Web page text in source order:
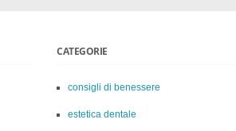
CATEGORIE
consigli di benessere
estetica dentale